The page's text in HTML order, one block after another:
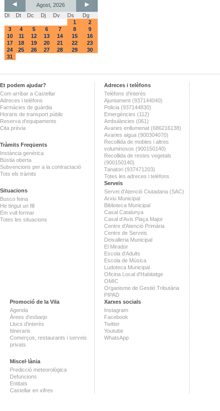
Agost, 2026
Dl
Dt Dc Dj Dv Ds
Dg
1
2
3
4 5 6 7 8
9
10
11 12 13 14 15
16
17
18 19 20 21 22
23
24
25 26 27 28 29
30
31
Et podem ajudar?
Com arribar a Castellar
Adreces i telèfons
Farmàcies de guàrdia
Horaris de transport públic
Reserva d'equipaments
Cita prèvia
Tràmits Freqüents
Instància genèrica
Bústia oberta
Subvencions per a la contractació
Tots els tràmits
Situacions
Busco feina
He tingut un fill
Em vull formar
Totes les situacions
Adreces i telèfons
Telèfons d'interès
Ajuntament (937144040)
Policia (937144830)
Emergències (112)
Ambulàncies (061)
Avaries enllumenat (686216138)
Avaries aigua (900304070)
Recollida de mobles i altres
voluminosos (900150140)
Recollida de restes vegetals
(900150140)
Tanatori (937471203)
Totes les adreces i telèfons
Serveis
Servei d'Atenció Ciutadana (SAC)
Arxiu Municipal
Biblioteca Municipal
Casal Catalunya
Casal d'Avis Plaça Major
Centre d'Atenció Primària
Centre de Serveis
Deixalleria Municipal
El Mirador
Escola d'Adults
Escola de Música
Ludoteca Municipal
Oficina Local d'Habitatge
OMIC
Organisme de Gestió Tributària
PIPAD
Promoció de la Vila
Agenda
Àrees d'esbarjo
Llocs d'interès
Itineraris
Comerços, restaurants i serveis
privats
Miscel·lània
Predicció meteorològica
Defuncions
Entitats
Castellar en xifres
Xarxes socials
Instagram
Facebook
Twitter
Youtube
WhatsApp